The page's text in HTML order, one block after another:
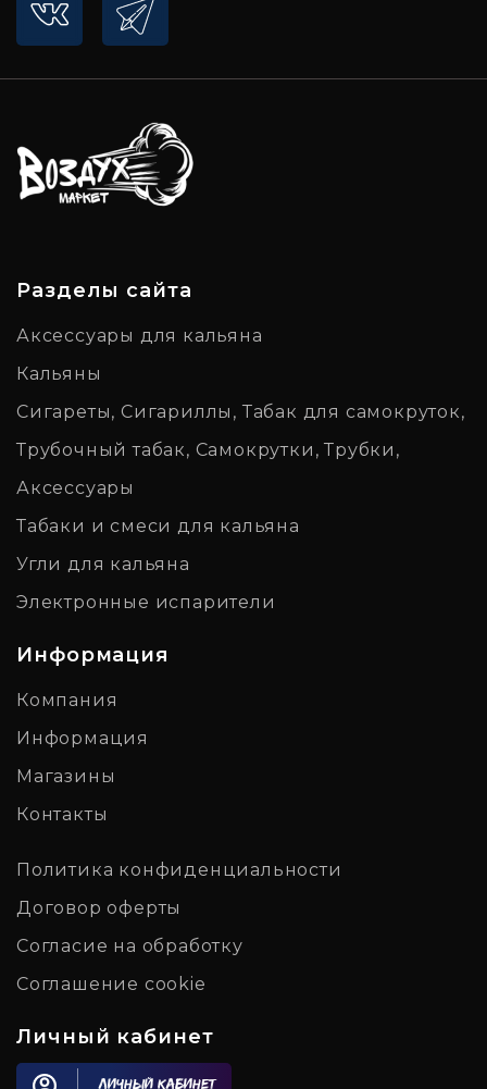
Разделы сайта
Аксессуары для кальяна
Кальяны
Сигареты, Сигариллы, Табак для самокруток,
Трубочный табак, Самокрутки, Трубки,
Аксессуары
Табаки и смеси для кальяна
Угли для кальяна
Электронные испарители
Информация
Компания
Информация
Магазины
Контакты
Политика конфиденциальности
Договор оферты
Согласие на обработку
Соглашение cookie
Личный кабинет
Личный кабинет